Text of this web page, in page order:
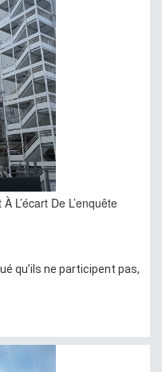
L’écart De L’enquête
qu’ils ne participent pas,